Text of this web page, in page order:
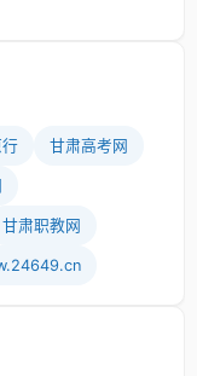
甘肃高考网
甘肃职教网